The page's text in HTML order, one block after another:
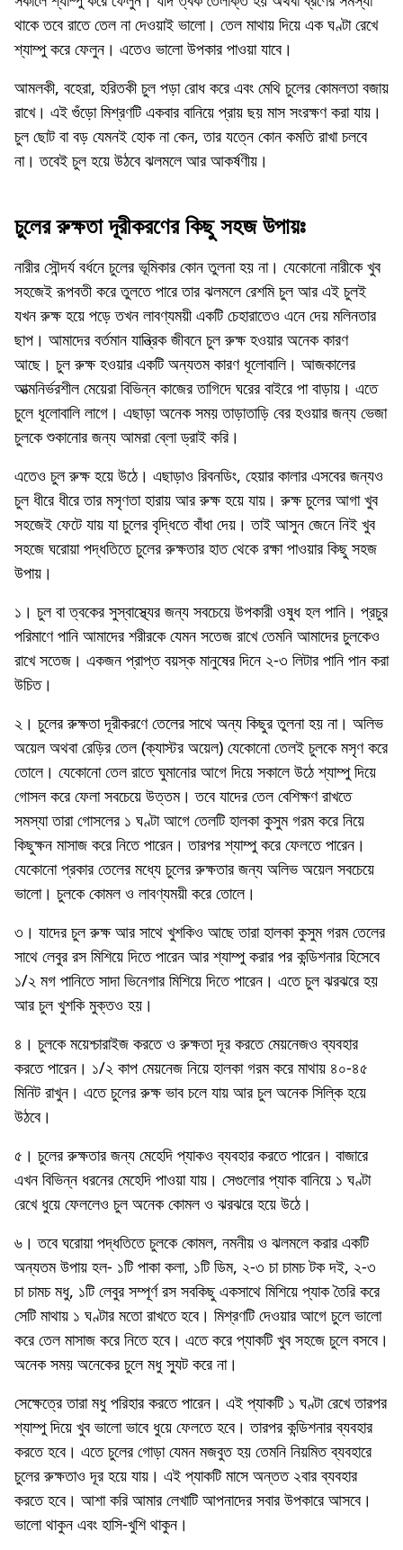
থাকে তবে রাতে তেল না দেওয়াই ভালো। তেল মাথায় দিয়ে এক ঘণ্টা রেখে
শ্যাম্পু করে ফেলুন। এতেও ভালো উপকার পাওয়া যাবে।
আমলকী, বহেরা, হরিতকী চুল পড়া রোধ করে এবং মেথি চুলের কোমলতা বজায়
রাখে। এই গুঁড়ো মিশ্রণটি একবার বানিয়ে প্রায় ছয় মাস সংরক্ষণ করা যায়।
চুল ছোট বা বড় যেমনই হোক না কেন, তার যত্নে কোন কমতি রাখা চলবে
না। তবেই চুল হয়ে উঠবে ঝলমলে আর আকর্ষণীয়।
চুলের রুক্ষতা দূরীকরণের কিছু সহজ উপায়ঃ
নারীর সৌন্দর্য বর্ধনে চুলের ভূমিকার কোন তুলনা হয় না। যেকোনো নারীকে খুব
সহজেই রূপবতী করে তুলতে পারে তার ঝলমলে রেশমি চুল আর এই চুলই
যখন রুক্ষ হয়ে পড়ে তখন লাবণ্যময়ী একটি চেহারাতেও এনে দেয় মলিনতার
ছাপ। আমাদের বর্তমান যান্ত্রিক জীবনে চুল রুক্ষ হওয়ার অনেক কারণ
আছে। চুল রুক্ষ হওয়ার একটি অন্যতম কারণ ধূলোবালি। আজকালের
আত্মনির্ভরশীল মেয়েরা বিভিন্ন কাজের তাগিদে ঘরের বাইরে পা বাড়ায়। এতে
চুলে ধূলোবালি লাগে। এছাড়া অনেক সময় তাড়াতাড়ি বের হওয়ার জন্য ভেজা
চুলকে শুকানোর জন্য আমরা ব্লো ড্রাই করি।
এতেও চুল রুক্ষ হয়ে উঠে। এছাড়াও রিবনডিং, হেয়ার কালার এসবের জন্যও
চুল ধীরে ধীরে তার মসৃণতা হারায় আর রুক্ষ হয়ে যায়। রুক্ষ চুলের আগা খুব
সহজেই ফেটে যায় যা চুলের বৃদ্ধিতে বাঁধা দেয়। তাই আসুন জেনে নিই খুব
সহজে ঘরোয়া পদ্ধতিতে চুলের রুক্ষতার হাত থেকে রক্ষা পাওয়ার কিছু সহজ
উপায়।
১। চুল বা ত্বকের সুস্বাস্থ্যের জন্য সবচেয়ে উপকারী ওষুধ হল পানি। প্রচুর
পরিমাণে পানি আমাদের শরীরকে যেমন সতেজ রাখে তেমনি আমাদের চুলকেও
রাখে সতেজ। একজন প্রাপ্ত বয়স্ক মানুষের দিনে ২-৩ লিটার পানি পান করা
উচিত।
২। চুলের রুক্ষতা দূরীকরণে তেলের সাথে অন্য কিছুর তুলনা হয় না। অলিভ
অয়েল অথবা রেড়ির তেল (ক্যাস্টর অয়েল) যেকোনো তেলই চুলকে মসৃণ করে
তোলে। যেকোনো তেল রাতে ঘুমানোর আগে দিয়ে সকালে উঠে শ্যাম্পু দিয়ে
গোসল করে ফেলা সবচেয়ে উত্তম। তবে যাদের তেল বেশিক্ষণ রাখতে
সমস্যা তারা গোসলের ১ ঘণ্টা আগে তেলটি হালকা কুসুম গরম করে নিয়ে
কিছুক্ষন মাসাজ করে নিতে পারেন। তারপর শ্যাম্পু করে ফেলতে পারেন।
যেকোনো প্রকার তেলের মধ্যে চুলের রুক্ষতার জন্য অলিভ অয়েল সবচেয়ে
ভালো। চুলকে কোমল ও লাবণ্যময়ী করে তোলে।
৩। যাদের চুল রুক্ষ আর সাথে খুশকিও আছে তারা হালকা কুসুম গরম তেলের
সাথে লেবুর রস মিশিয়ে দিতে পারেন আর শ্যাম্পু করার পর কন্ডিশনার হিসেবে
১/২ মগ পানিতে সাদা ভিনেগার মিশিয়ে দিতে পারেন। এতে চুল ঝরঝরে হয়
আর চুল খুশকি মুক্তও হয়।
৪। চুলকে ময়েশ্চারাইজ করতে ও রুক্ষতা দূর করতে মেয়নেজও ব্যবহার
করতে পারেন। ১/২ কাপ মেয়নেজ নিয়ে হালকা গরম করে মাথায় ৪০-৪৫
মিনিট রাখুন। এতে চুলের রুক্ষ ভাব চলে যায় আর চুল অনেক সিল্কি হয়ে
উঠবে।
৫। চুলের রুক্ষতার জন্য মেহেদি প্যাকও ব্যবহার করতে পারেন। বাজারে
এখন বিভিন্ন ধরনের মেহেদি পাওয়া যায়। সেগুলোর প্যাক বানিয়ে ১ ঘণ্টা
রেখে ধুয়ে ফেললেও চুল অনেক কোমল ও ঝরঝরে হয়ে উঠে।
৬। তবে ঘরোয়া পদ্ধতিতে চুলকে কোমল, নমনীয় ও ঝলমলে করার একটি
অন্যতম উপায় হল- ১টি পাকা কলা, ১টি ডিম, ২-৩ চা চামচ টক দই, ২-৩
চা চামচ মধু, ১টি লেবুর সম্পূর্ণ রস সবকিছু একসাথে মিশিয়ে প্যাক তৈরি করে
সেটি মাথায় ১ ঘণ্টার মতো রাখতে হবে। মিশ্রণটি দেওয়ার আগে চুলে ভালো
করে তেল মাসাজ করে নিতে হবে। এতে করে প্যাকটি খুব সহজে চুলে বসবে।
অনেক সময় অনেকের চুলে মধু স্যুট করে না।
সেক্ষেত্রে তারা মধু পরিহার করতে পারেন। এই প্যাকটি ১ ঘণ্টা রেখে তারপর
শ্যাম্পু দিয়ে খুব ভালো ভাবে ধুয়ে ফেলতে হবে। তারপর কন্ডিশনার ব্যবহার
করতে হবে। এতে চুলের গোড়া যেমন মজবুত হয় তেমনি নিয়মিত ব্যবহারে
চুলের রুক্ষতাও দূর হয়ে যায়। এই প্যাকটি মাসে অন্তত ২বার ব্যবহার
করতে হবে। আশা করি আমার লেখাটি আপনাদের সবার উপকারে আসবে।
ভালো থাকুন এবং হাসি-খুশি থাকুন।